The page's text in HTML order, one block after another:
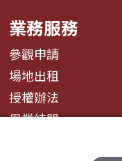
業務服務
參觀申請
場地出租
授權辦法
異業結盟